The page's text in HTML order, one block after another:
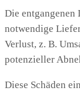
Die entgangenen
notwendige
Verlust, z. B.
potenzieller
Diese Schäden